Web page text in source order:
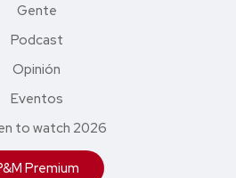
Gente
Podcast
Opinión
Eventos
to watch 2026
Premium